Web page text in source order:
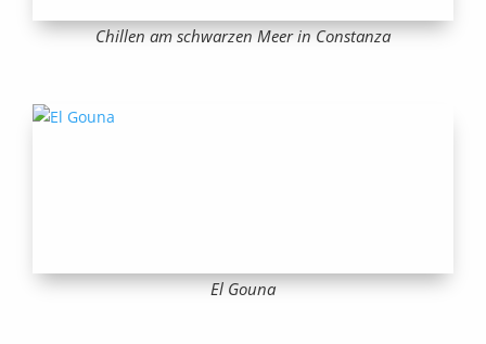
Chillen am schwarzen Meer in Constanza
El Gouna